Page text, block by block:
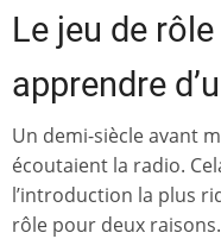
Le jeu de
apprendre
Un demi-siècle avant
écoutaient la radio.
l’introduction la plus
rôle pour deux